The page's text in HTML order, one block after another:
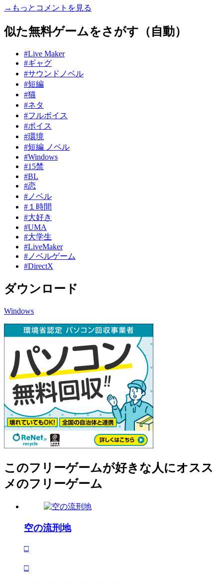
→もっとコメントを見る
似た無料ゲームをさがす（自動）
#Live Maker
#ギャグ
#サウンドノベル
#短編
#猫
#ネタ
#フルボイス
#ボイス
#環境
#短編 ノベル
#Windows
#15禁
#BL
#恋
#ノベル
#１時間
#大好き
#UMA
#大学生
#LiveMaker
#ノベルゲーム
#DirectX
ダウンロード
Windows
このフリーゲームが好きな人にオスス
メのフリーゲーム
空の流刑地
□
□